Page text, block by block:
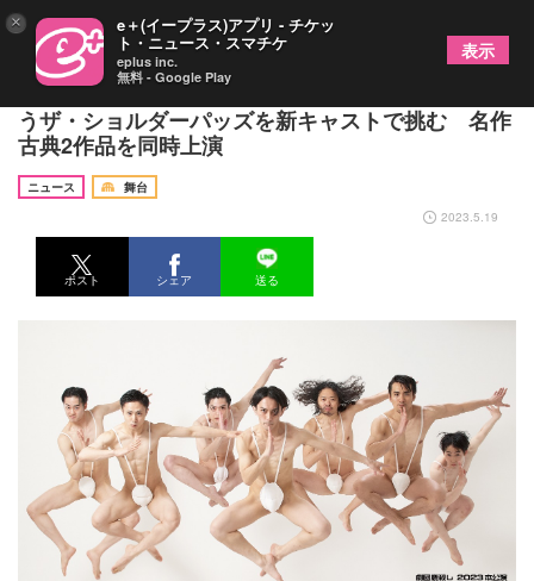
劇団鹿殺し、男性は2枚の肩パットのみの衣裳で行
うザ・ショルダーパッズを新キャストで挑む 名作
古典2作品を同時上演
ニュース
舞台
2023.5.19
ポスト シェア 送る
× e＋(イープラス)アプリ - チケッ
ト・ニュース・スマチケ
eplus inc.
無料 - Google Play
表示